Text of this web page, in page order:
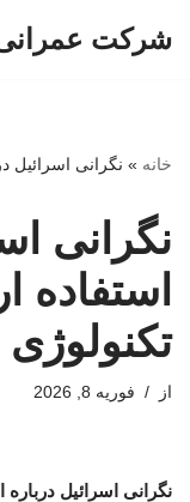
شرکت عمرانی
خانه » نگرانی اسرائیل
نگرانی
از فوریه 8, 2026
نگرانی اسرائیل